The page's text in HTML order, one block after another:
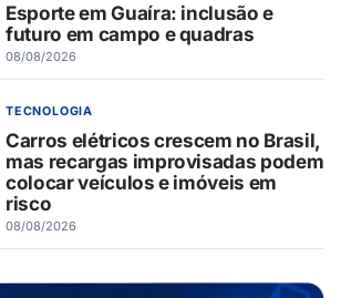
Esporte em Guaíra: inclusão e
futuro em campo e quadras
08/08/2026
TECNOLOGIA
Carros elétricos crescem no Brasil,
mas recargas improvisadas podem
colocar veículos e imóveis em
risco
08/08/2026